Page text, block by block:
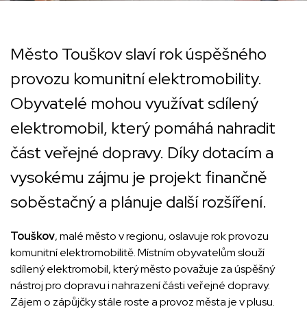
Město Touškov slaví rok úspěšného
provozu komunitní elektromobility.
Obyvatelé mohou využívat sdílený
elektromobil, který pomáhá nahradit
část veřejné dopravy. Díky dotacím a
vysokému zájmu je projekt finančně
soběstačný a plánuje další rozšíření.
Touškov, malé město v regionu, oslavuje rok provozu
komunitní elektromobilitě. Místním obyvatelům slouží
sdílený elektromobil, který město považuje za úspěšný
nástroj pro dopravu i nahrazení části veřejné dopravy.
Zájem o zápůjčky stále roste a provoz města je v plusu.